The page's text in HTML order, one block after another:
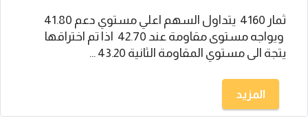
ثمار 4160 يتداول السهم اعلي مستوي دعم 41.80
ويواجه مستوى مقاومة عند 42.70 اذا تم اختراقها
يتجة الى مستوي المقاومة الثانية 43.20 ...
المزيد